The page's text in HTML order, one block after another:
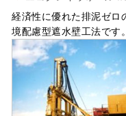
経済性に優れた排泥ゼロ
境配慮型遮水壁工法です。